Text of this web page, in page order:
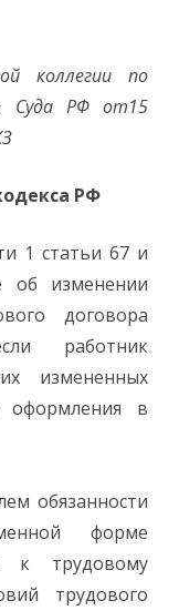
по
Суда РФ от15
РФ
1 статьи 67 и
об изменении
договора
работник
измененных
оформления в
обязанности
форме
к трудовому
трудового